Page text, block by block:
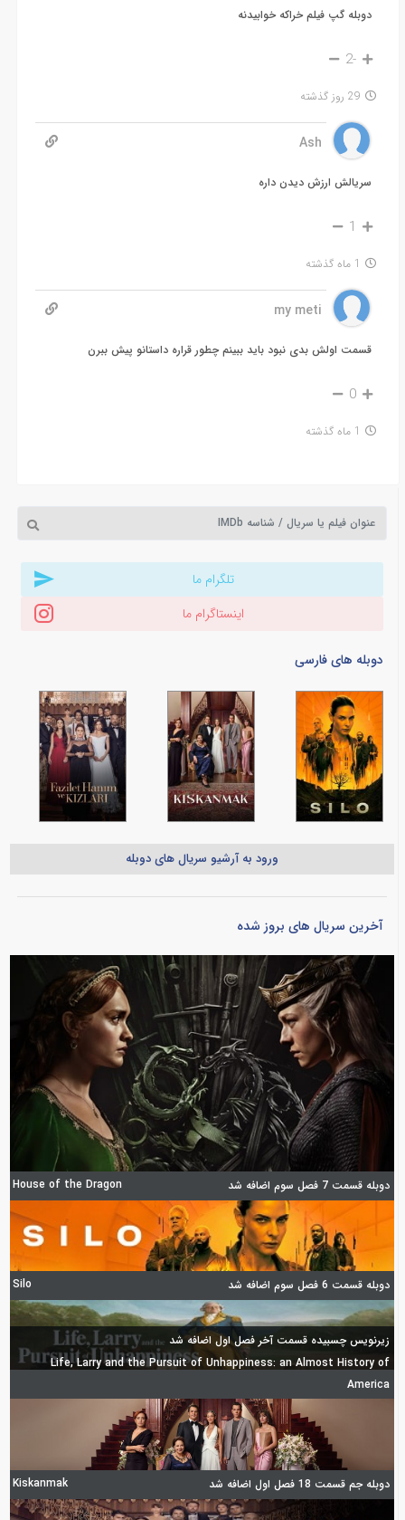
دوبله گپ فیلم خراکه خوابیدنه
-2
29 روز گذشته
Ash
سریالش ارزش دیدن داره
1
1 ماه گذشته
my meti
قسمت اولش بدی نبود باید ببینم چطور قراره داستانو پیش ببرن
0
1 ماه گذشته
تلگرام ما
اینستاگرام ما
دوبله های فارسی
ورود به آرشیو سریال های دوبله
آخرین سریال های بروز شده
دوبله قسمت 7 فصل سوم اضافه شد House of the Dragon
دوبله قسمت 6 فصل سوم اضافه شد Silo
زیرنویس چسبیده قسمت آخر فصل اول اضافه شد
Life, Larry and the Pursuit of Unhappiness: an Almost History of
America
دوبله جم قسمت 18 فصل اول اضافه شد Kiskanmak